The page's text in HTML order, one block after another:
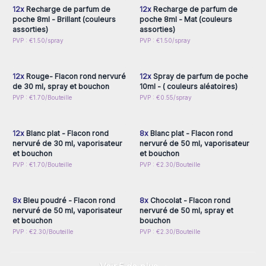
voyage vers le succès en revendant des emballages de
parfum !
12xRecharge de parfum de
poche 8ml - Brillant (couleurs
assorties)
PVP : €1.50/spray
12xRecharge de parfum de
poche 8ml - Mat (couleurs
assorties)
PVP : €1.50/spray
Connectez-vous ou
12xRouge- Flacon rond nervuré
de 30 ml, spray et bouchon
PVP : €1.70/Bouteille
Connectez-vous ou
12xSpray de parfum de poche
10ml - ( couleurs aléatoires)
PVP : €0.55/spray
Connectez-vous ou
12xBlanc plat - Flacon rond
nervuré de 30 ml, vaporisateur
et bouchon
PVP : €1.70/Bouteille
Connectez-vous ou
8xBlanc plat - Flacon rond
nervuré de 50 ml, vaporisateur
et bouchon
PVP : €2.30/Bouteille
Connectez-vous ou
8xBleu poudré - Flacon rond
nervuré de 50 ml, vaporisateur
et bouchon
PVP : €2.30/Bouteille
Connectez-vous ou
8xChocolat - Flacon rond
nervuré de 50 ml, spray et
bouchon
PVP : €2.30/Bouteille